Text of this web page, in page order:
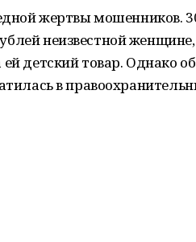
жертвы мошенников.
неизвестной женщине,
детский товар. Однако
в